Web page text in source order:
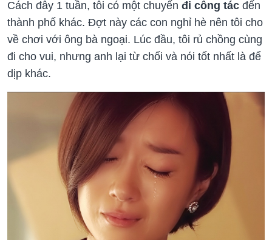
Cách đây 1 tuần, tôi có một chuyến đi công tác đến
thành phố khác. Đợt này các con nghỉ hè nên tôi cho
về chơi với ông bà ngoại. Lúc đầu, tôi rủ chồng cùng
đi cho vui, nhưng anh lại từ chối và nói tốt nhất là để
dịp khác.